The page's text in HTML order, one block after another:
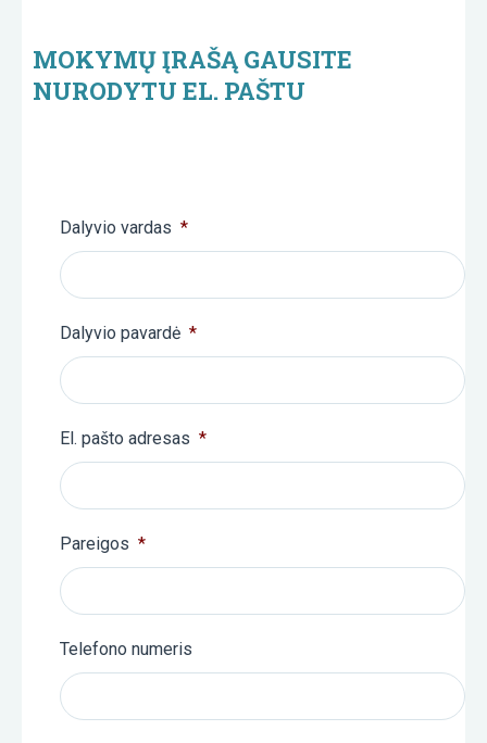
MOKYMŲ ĮRAŠĄ GAUSITE
NURODYTU EL. PAŠTU
Dalyvio vardas *
Dalyvio pavardė *
El. pašto adresas *
Pareigos *
Telefono numeris